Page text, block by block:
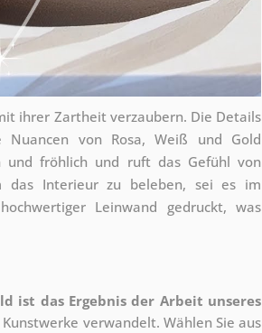
ihrer Zartheit verzaubern. Die Details
Nuancen von Rosa, Weiß und Gold
und fröhlich und ruft das Gefühl von
das Interieur zu beleben, sei es im
Leinwand gedruckt, was
ist das Ergebnis der Arbeit unseres
verwandelt. Wählen Sie aus